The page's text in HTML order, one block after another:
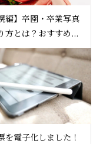
編】卒園・卒業写真
方とは？おすすめ...
を電子化しました！